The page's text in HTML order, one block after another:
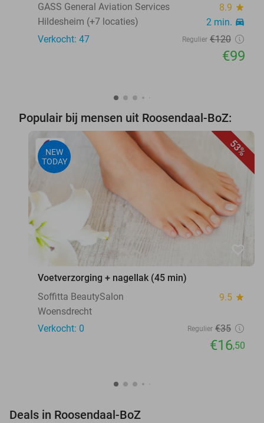
GASS General Aviation Services
8.9 star
Hildesheim (+7 locaties) 2 min. directions_car
Verkocht: 47 Regulier €120
€99
Populair bij mensen uit Roosendaal-BoZ:
53%
NEW
TODAY
favorite_border
Voetverzorging + nagellak (45 min)
Soffitta BeautySalon
9.5 star
Woensdrecht
Verkocht: 0
Regulier €35
€16,50
Deals in Roosendaal-BoZ